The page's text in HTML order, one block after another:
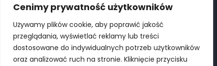
Cenimy prywatność użytkowników
Używamy plików cookie, aby poprawić jakość
przeglądania, wyświetlać reklamy lub treści
dostosowane do indywidualnych potrzeb użytkowników
oraz analizować ruch na stronie. Kliknięcie przycisku
E-mail:Perfumy@ZapachySwiata.com
WYSZUKIWARKA